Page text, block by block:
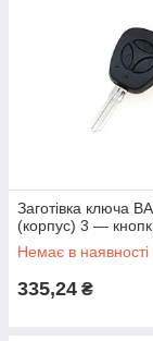
Заготівка ключа
(корпус) 3 —
Немає в наявності
335,24 ₴